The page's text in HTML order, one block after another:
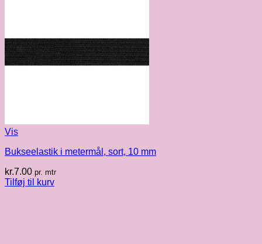
Vis
Bukseelastik i metermål, sort, 10 mm
kr.7.00 pr. mtr
Tilføj til kurv